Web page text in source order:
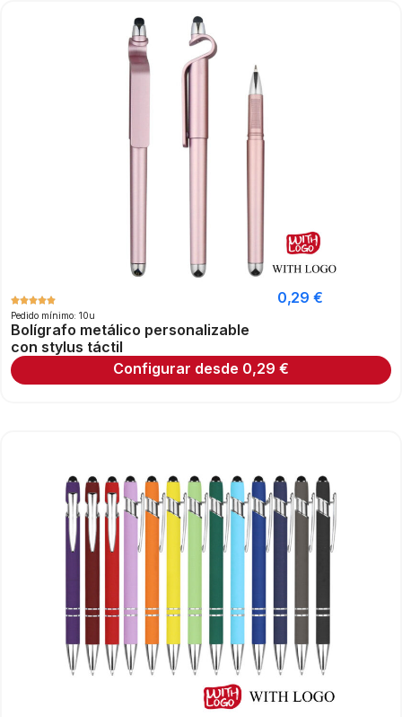
Pedido mínimo: 10u
Bolígrafo metálico personalizable
con stylus táctil
0,29 €
Configurar desde 0,29 €